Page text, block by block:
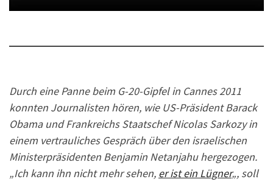
Durch eine Panne beim G-20-Gipfel in Cannes 2011
konnten Journalisten hören, wie US-Präsident Barack
Obama und Frankreichs Staatschef Nicolas Sarkozy in
einem vertrauliches Gespräch über den israelischen
Ministerpräsidenten Benjamin Netanjahu hergezogen.
„Ich kann ihn nicht mehr sehen, er ist ein Lügner„, soll